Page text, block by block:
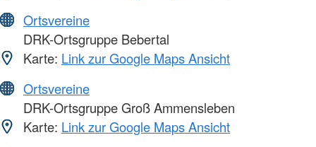
Ortsvereine
DRK-Ortsgruppe Bebertal
Karte: Link zur Google Maps Ansicht
Ortsvereine
DRK-Ortsgruppe Groß Ammensleben
Karte: Link zur Google Maps Ansicht